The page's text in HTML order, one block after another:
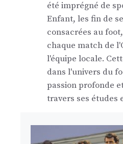
été imprégné de
Enfant, les fin de
consacrées au
chaque match de
l'équipe locale.
dans l'univers du
passion profonde
travers ses études